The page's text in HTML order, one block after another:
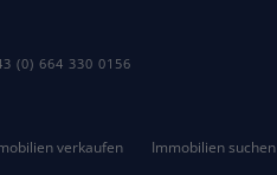
(0) 664 330 0156
verkaufen Immobilien suchen